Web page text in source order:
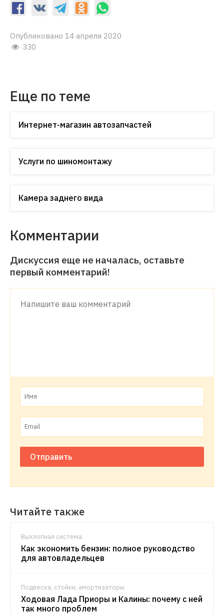
Опубликовано 14 апреля 2020
330
Еще по теме
Интернет-магазин автозапчастей
Услуги по шиномонтажу
Камера заднего вида
Комментарии
Дискуссия еще не началась, оставьте
первый комментарий!
Отправить
Читайте также
Выхлопная система
Как экономить бензин: полное руководство
для автовладельцев
Подвеска, стойки, амортизаторы
Ходовая Лада Приоры и Калины: почему с ней
так много проблем